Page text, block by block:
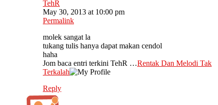
TehR
May 30, 2013 at 10:00 pm
Permalink
molek sangat la
tukang tulis hanya dapat makan cendol
haha
Jom baca entri terkini TehR …Rentak Dan Melodi Tak
Terkalah
Reply